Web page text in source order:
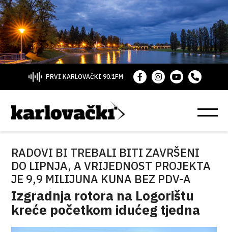
PRVI KARLOVAČKI 90.1FM
RADOVI BI TREBALI BITI ZAVRŠENI
DO LIPNJA, A VRIJEDNOST PROJEKTA
JE 9,9 MILIJUNA KUNA BEZ PDV-A
Izgradnja rotora na Logorištu
kreće početkom idućeg tjedna